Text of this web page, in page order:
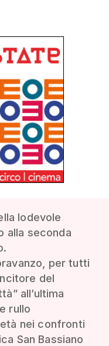
lodevole
alla seconda
per tutti
del
all’ultima
rullo
nei confronti
San Bassiano